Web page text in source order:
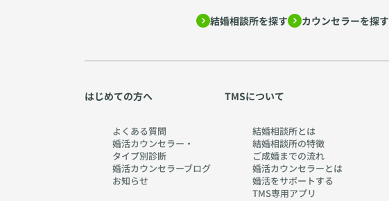
結婚相談所を探す カウンセラーを探す
はじめての方へ
よくある質問
婚活カウンセラー・
タイプ別診断
婚活カウンセラーブログ
お知らせ
TMSについて
結婚相談所とは
結婚相談所の特徴
ご成婚までの流れ
婚活カウンセラーとは
婚活をサポートする
TMS専用アプリ